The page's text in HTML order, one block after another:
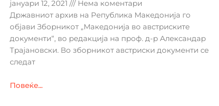
в
а
њ
е
јануари 12, 2021
Нема коментари
Државниот архив на Република Македонија го
објави Зборникот „Македонија во австриските
документи“, во редакција на проф. д-р Александар
Трајановски. Во зборникот австриски документи се
следат
Повеќе...
н
и
ц
а
н
и
ц
а
н
и
ц
а
н
и
ц
а
н
и
ц
а